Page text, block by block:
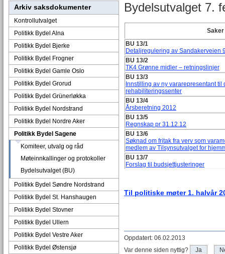
Arkiv saksdokumenter
Kontrollutvalget
Politikk Bydel Alna
Politikk Bydel Bjerke
Politikk Bydel Frogner
Politikk Bydel Gamle Oslo
Politikk Bydel Grorud
Politikk Bydel Grünerløkka
Politikk Bydel Nordstrand
Politikk Bydel Nordre Aker
Politikk Bydel Sagene
Komiteer, utvalg og råd
Møteinnkallinger og protokoller
Bydelsutvalget (BU)
Politikk Bydel Søndre Nordstrand
Politikk Bydel St. Hanshaugen
Politikk Bydel Stovner
Politikk Bydel Ullern
Politikk Bydel Vestre Aker
Politikk Bydel Østensjø
Bydelsutvalget 7.
Saker
BU 13/1
Detaljregulering av Sandakerveien
BU 13/2
TK4 Grønne midler – retningslinjer
BU 13/3
Innstilling av ny vararepresentant
rehabiliteringssenter
BU 13/4
Årsberetning 2012
BU 13/5
Regnskap pr 31.12.12
BU 13/6
Søknad om fritak fra verv som
medlem av Tilsynsutvalget for
BU 13/7
Forslag til budsjettjusteringer
Til politiske møter 1. halvår
Oppdatert: 06.02.2013
Var denne siden nyttig?
Ja